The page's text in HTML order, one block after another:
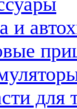
и
для